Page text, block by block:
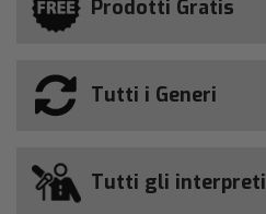
Prodotti Gratis
Tutti i Generi
Tutti gli interpreti